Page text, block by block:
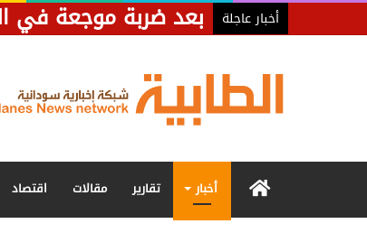
أخبار عاجلة
الرئيسيةأخبار تقارير مقالات اقتصاد